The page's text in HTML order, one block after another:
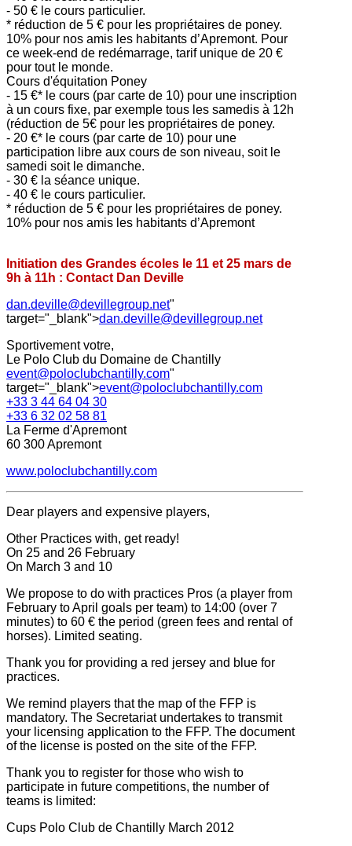
- 50 € le cours particulier.
* réduction de 5 € pour les propriétaires de poney.
10% pour nos amis les habitants d’Apremont. Pour
ce week-end de redémarrage, tarif unique de 20 €
pour tout le monde.
Cours d'équitation Poney
- 15 €* le cours (par carte de 10) pour une inscription
à un cours fixe, par exemple tous les samedis à 12h
(réduction de 5€ pour les propriétaires de poney.
- 20 €* le cours (par carte de 10) pour une
participation libre aux cours de son niveau, soit le
samedi soit le dimanche.
- 30 € la séance unique.
- 40 € le cours particulier.
* réduction de 5 € pour les propriétaires de poney.
10% pour nos amis les habitants d’Apremont
Initiation des Grandes écoles le 11 et 25 mars de
9h à 11h : Contact Dan Deville
dan.deville@devillegroup.net"
target="_blank">dan.deville@devillegroup.net
Sportivement votre,
Le Polo Club du Domaine de Chantilly
event@poloclubchantilly.com"
target="_blank">event@poloclubchantilly.com
+33 3 44 64 04 30
+33 6 32 02 58 81
La Ferme d'Apremont
60 300 Apremont
www.poloclubchantilly.com
Dear players and expensive players,
Other Practices with, get ready!
On 25 and 26 February
On March 3 and 10
We propose to do with practices Pros (a player from
February to April goals per team) to 14:00 (over 7
minutes) to 60 € the period (green fees and rental of
horses). Limited seating.
Thank you for providing a red jersey and blue for
practices.
We remind players that the map of the FFP is
mandatory. The Secretariat undertakes to transmit
your licensing application to the FFP. The document
of the license is posted on the site of the FFP.
Thank you to register for those who wish to
participate in future competitions, the number of
teams is limited:
Cups Polo Club de Chantilly March 2012